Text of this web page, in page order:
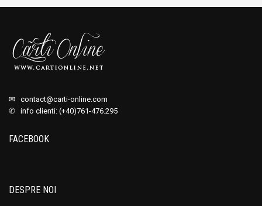
✉ contact@carti-online.com
✆ info clienti: (+40)761-476.295
FACEBOOK
DESPRE NOI